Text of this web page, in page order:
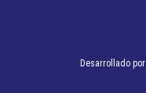
Desarrollado por